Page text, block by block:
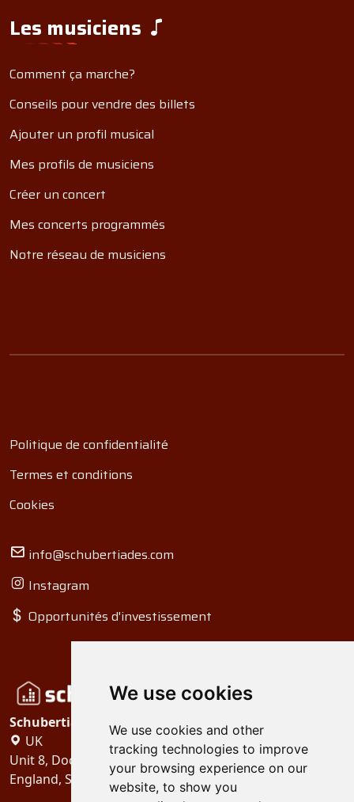
We use cookies
We use cookies and other
tracking technologies to improve
your browsing experience on our
website, to show you
Les musiciens
Comment ça marche?
Conseils pour vendre des billets
Ajouter un profil musical
Mes profils de musiciens
Créer un concert
Mes concerts programmés
Notre réseau de musiciens
Politique de confidentialité
Termes et conditions
Cookies
info@schubertiades.com
Instagram
Opportunités d'investissement
Schubertiades, Ltd.
UK
Unit 8, Dock Offices, Surrey Quays Road, London
England, SE16 2XU